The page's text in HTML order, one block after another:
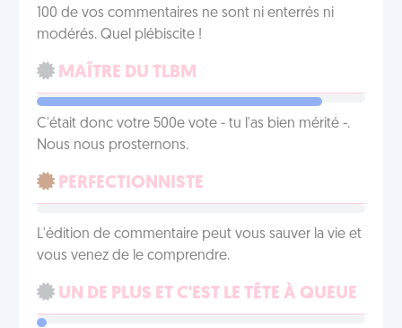
100 de vos commentaires ne sont ni enterrés ni
modérés. Quel plébiscite !
MAÎTRE DU TLBM
C'était donc votre 500e vote - tu l'as bien mérité -.
Nous nous prosternons.
PERFECTIONNISTE
L'édition de commentaire peut vous sauver la vie et
vous venez de le comprendre.
UN DE PLUS ET C'EST LE TÊTE À QUEUE